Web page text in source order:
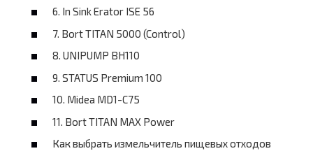
6. In Sink Erator ISE 56
7. Bort TITAN 5000 (Control)
8. UNIPUMP ВН110
9. STATUS Premium 100
10. Midea MD1-C75
11. Bort TITAN MAX Power
Как выбрать измельчитель пищевых отходов